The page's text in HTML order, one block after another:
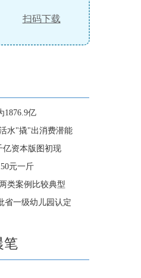
扫码下载
1876.9亿
水"撬"出消费潜能
亿资本版图初现
元一斤
类案例比较典型
省一级幼儿园认定
笔